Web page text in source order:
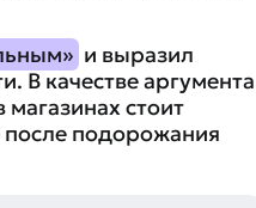
и выразил
В качестве аргумента
стоит
подорожания